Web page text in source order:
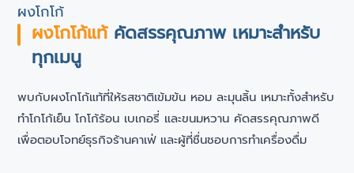
ผงโกโก้
ผงโกโก้แท้คัดสรรคุณภาพ เหมาะสำหรับ
ทุกเมนู
พบกับผงโกโก้แท้ที่ให้รสชาติเข้มข้น หอม ละมุนลิ้น เหมาะทั้งสำหรับ
ทำโกโก้เย็น โกโก้ร้อน เบเกอรี่ และขนมหวาน คัดสรรคุณภาพดี
เพื่อตอบโจทย์ธุรกิจร้านคาเฟ่ และผู้ที่ชื่นชอบการทำเครื่องดื่ม